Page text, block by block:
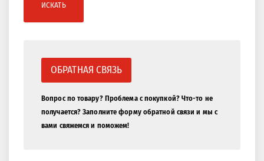
ИСКАТЬ
ОБРАТНАЯ СВЯЗЬ
Вопрос по товару? Проблема с покупкой? Что-то не
получается? Заполните форму обратной связи и мы с
вами свяжемся и поможем!